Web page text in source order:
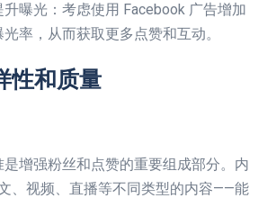
曝光：考虑使用 Facebook 广告增加
率，从而获取更多点赞和互动。
性和质量
增强粉丝和点赞的重要组成部分。内
、视频、直播等不同类型的内容——能